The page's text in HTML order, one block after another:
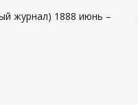
журнал) 1888 июнь –